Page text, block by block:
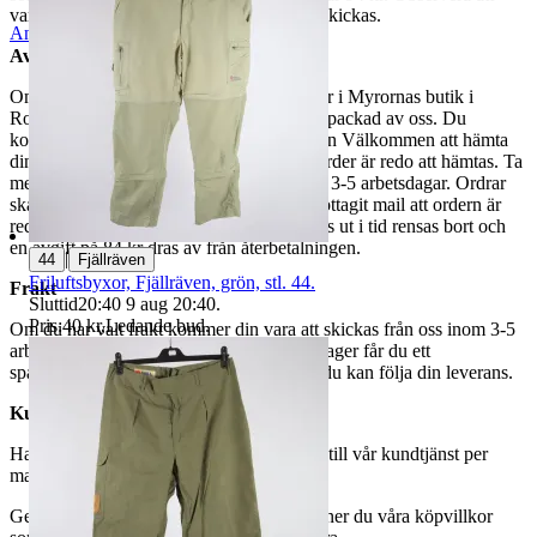
varor märkta endast avhämtning inte kan skickas.
Avhämtning
Om du väljer avhämtning hämtas din order i Myrornas butik i
Ropsten, Kolargatan 2 efter den har blivit packad av oss. Du
kommer att få ett separat mail med rubriken Välkommen att hämta
din order på Myrorna i Ropsten! när din order är redo att hämtas. Ta
med legitimation. Hanteringstiden är cirka 3-5 arbetsdagar. Ordrar
ska hämtas senast 7 dagar efter att man mottagit mail att ordern är
redo för avhämtning. Ordrar som ej hämtas ut i tid rensas bort och
en avgift på 84 kr dras av från återbetalningen.
Frakt
Om du har valt frakt kommer din vara att skickas från oss inom 3-5
arbetsdagar. När din vara har lämnat vårt lager får du ett
spårningsnummer av DSV inom kort där du kan följa din leverans.
Kundservice
Har du frågor eller funderingar hör av dig till vår kundtjänst per
mail:
webbshop@myrorna.se
Genom att buda på våra annonser godkänner du våra köpvillkor
Anmäl
44 | Fjällräven
Friluftsbyxor, Fjällräven, grön, stl. 44.
Sluttid20:40 9 aug 20:40.
Pris:40 kr,Ledande bud.